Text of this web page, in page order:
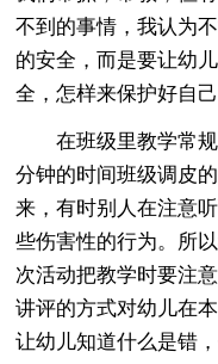
不到的事情，我认为
的安全，而是要让幼
全，怎样来保护好自己
在班级里教学常
分钟的时间班级调皮
来，有时别人在注意
些伤害性的行为。所
次活动把教学时要注
讲评的方式对幼儿在
让幼儿知道什么是错